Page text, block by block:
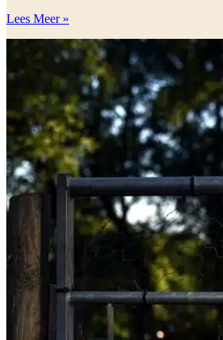
Lees Meer »